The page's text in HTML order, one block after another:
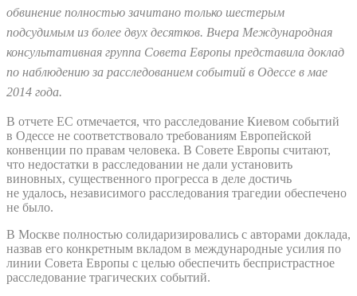
обвинение полностью зачитано только шестерым
подсудимым из более двух десятков. Вчера Международная
консультативная группа Совета Европы представила доклад
по наблюдению за расследованием событий в Одессе в мае
2014 года.
В отчете ЕС отмечается, что расследование Киевом событий
в Одессе не соответствовало требованиям Европейской
конвенции по правам человека. В Совете Европы считают,
что недостатки в расследовании не дали установить
виновных, существенного прогресса в деле достичь
не удалось, независимого расследования трагедии обеспечено
не было.
В Москве полностью солидаризировались с авторами доклада,
назвав его конкретным вкладом в международные усилия по
линии Совета Европы с целью обеспечить беспристрастное
расследование трагических событий.